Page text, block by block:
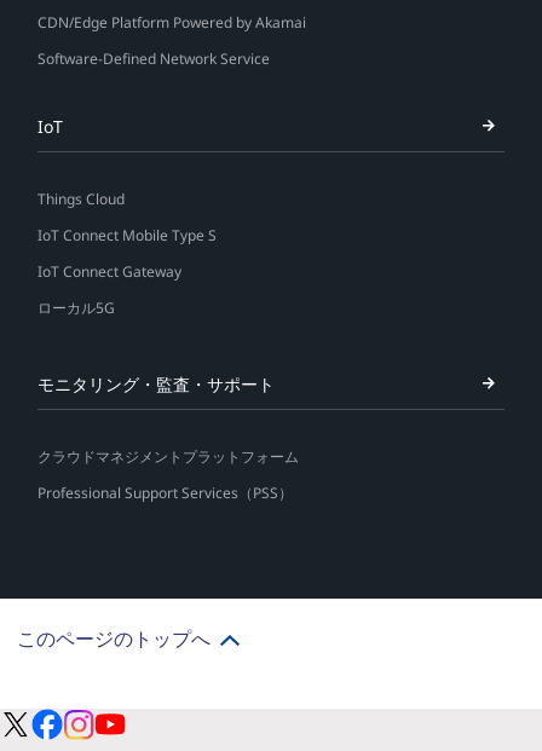
CDN/Edge Platform Powered by Akamai
Software-Defined Network Service
IoT
Things Cloud
IoT Connect Mobile Type S
IoT Connect Gateway
ローカル5G
モニタリング・監査・サポート
クラウドマネジメントプラットフォーム
Professional Support Services（PSS）
このページのトップへ